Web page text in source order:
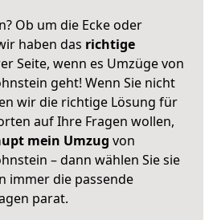
Ob um die Ecke oder
haben das richtige
Seite, wenn es Umzüge von
geht! Wenn Sie nicht
wir die richtige Lösung für
auf Ihre Fragen wollen,
mein Umzug von
– dann wählen Sie sie
immer die passende
parat.